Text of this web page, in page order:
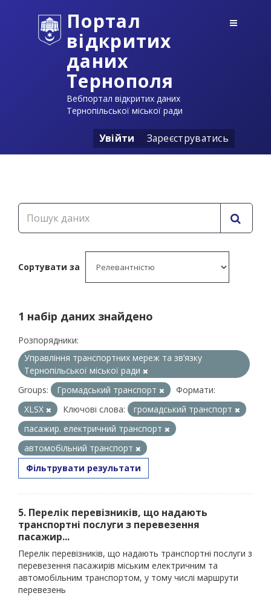
Портал
відкритих
даних
Тернополя
Вебпортал відкритих даних
Тернопільської міської ради
Увійти Зареєструватись
Сортувати за
1 набір даних знайдено
Розпорядники:
Управління транспортних мереж та зв’язку
Тернопільської міської ради
Groups:
Громадський транспорт
Формати:
XLSX
Ключові слова:
громадський транспорт
пасажир. електричний транспорт
автомобільний транспорт
Фільтрувати результати
5. Перелік перевізників, що надають
транспортні послуги з перевезення
пасажир...
Перелік перевізників, що надають транспортні послуги з
перевезення пасажирів міським електричним та
автомобільним транспортом, у тому числі маршрути
перевезень